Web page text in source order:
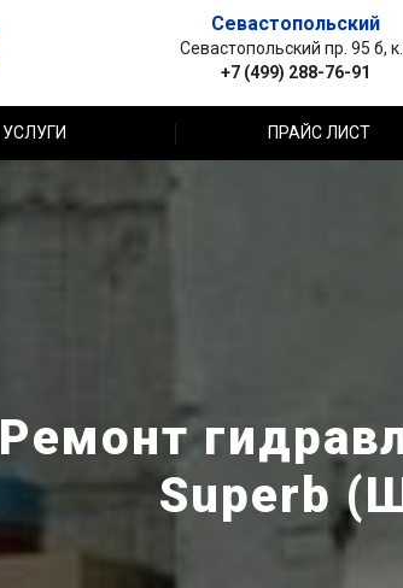
Севастопольский
Севастопольский пр. 95 б,
+7 (499) 288-76-91
УСЛУГИ ПРАЙС ЛИСТ
Ремонт
Superb